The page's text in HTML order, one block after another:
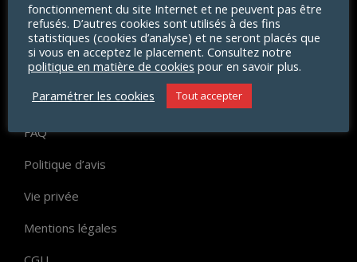
27,00€
Retours
Livraison
Paiement
FAQ
Politique d’avis
Vie privée
Mentions légales
fonctionnement du site Internet et ne peuvent pas être
refusés. D’autres cookies sont utilisés à des fins
statistiques (cookies d’analyse) et ne seront placés que
si vous en acceptez le placement. Consultez notre
politique en matière de cookies pour en savoir plus.
Paramétrer les cookies
Tout accepter